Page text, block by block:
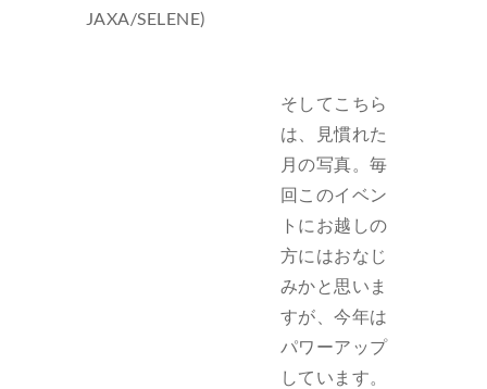
JAXA/SELENE)
そしてこちら
は、見慣れた
月の写真。毎
回このイベン
トにお越しの
方にはおなじ
みかと思いま
すが、今年は
パワーアップ
しています。